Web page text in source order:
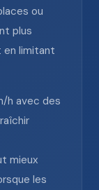
ou
plus
en limitant
h avec des
mieux
les